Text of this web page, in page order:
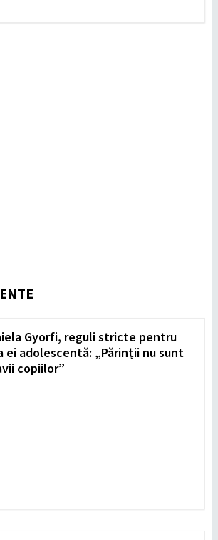
Gyorfi, reguli stricte pentru
ei adolescentă: „Părinții nu sunt
copiilor”